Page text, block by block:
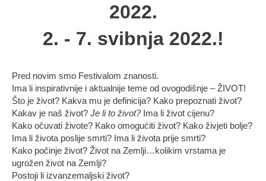
2022.
2. - 7. svibnja 2022.!
Pred novim smo Festivalom znanosti.
Ima li inspirativnije i aktualnije teme od ovogodišnje – ŽIVOT!
Što je život? Kakva mu je definicija? Kako prepoznati život?
Kakav je naš život?Je li to život?Ima li život cijenu?
Kako očuvati živote? Kako omogućiti život? Kako živjeti bolje?
Ima li života poslije smrti? Ima li života prije smrti?
Kako počinje život? Život na Zemlji…kolikim vrstama je
ugrožen život na Zemlji?
Postoji li izvanzemaljski život?